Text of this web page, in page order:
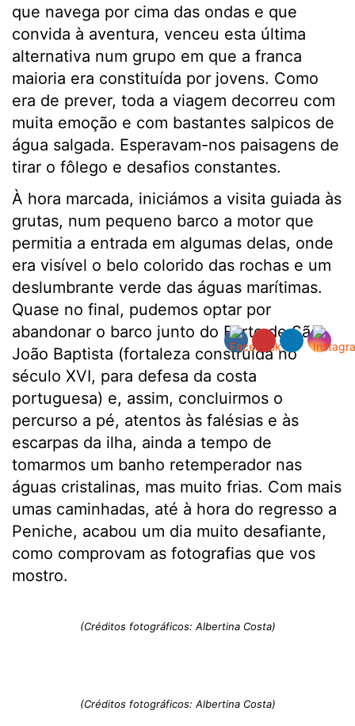
que navega por cima das ondas e que
convida à aventura, venceu esta última
alternativa num grupo em que a franca
maioria era constituída por jovens. Como
era de prever, toda a viagem decorreu com
muita emoção e com bastantes salpicos de
água salgada. Esperavam-nos paisagens de
tirar o fôlego e desafios constantes.
À hora marcada, iniciámos a visita guiada às
grutas, num pequeno barco a motor que
permitia a entrada em algumas delas, onde
era visível o belo colorido das rochas e um
deslumbrante verde das águas marítimas.
Quase no final, pudemos optar por
abandonar o barco junto do Forte de São
João Baptista (fortaleza construída no
século XVI, para defesa da costa
portuguesa) e, assim, concluirmos o
percurso a pé, atentos às falésias e às
escarpas da ilha, ainda a tempo de
tomarmos um banho retemperador nas
águas cristalinas, mas muito frias. Com mais
umas caminhadas, até à hora do regresso a
Peniche, acabou um dia muito desafiante,
como comprovam as fotografias que vos
mostro.
(Créditos fotográficos: Albertina Costa)
(Créditos fotográficos: Albertina Costa)